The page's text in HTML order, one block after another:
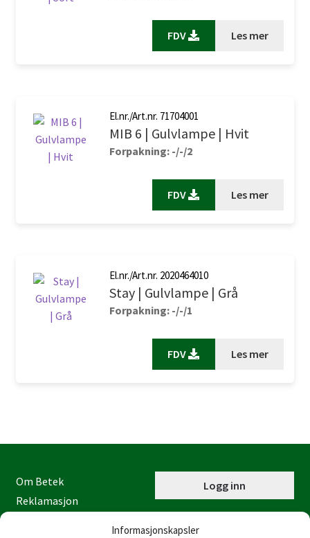
Informasjonskapsler
FDV Les mer
El.nr./Art.nr. 71704001
MIB 6 | Gulvlampe | Hvit
Forpakning: -/-/2
FDV Les mer
El.nr./Art.nr. 2020464010
Stay | Gulvlampe | Grå
Forpakning: -/-/1
FDV Les mer
Logg inn
Om Betek
Reklamasjon